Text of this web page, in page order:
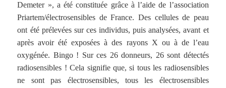
Demeter », a été constituée grâce à l’aide de l’association
Priartem/électrosensibles de France. Des cellules de peau
ont été prélevées sur ces individus, puis analysées, avant et
après avoir été exposées à des rayons X ou à de l’eau
oxygénée. Bingo ! Sur ces 26 donneurs, 26 sont détectés
radiosensibles ! Cela signifie que, si tous les radiosensibles
ne sont pas électrosensibles, tous les électrosensibles